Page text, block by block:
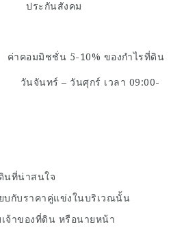
ะกันสังคม
อมมิชชั่น 5-10% ของกำไรที่ดิน
จันทร์ – วันศุกร์ เวลา 09:00-
นที่น่าสนใจ
บกับราคาคู่แข่งในบริเวณนั้น
จ้าของที่ดิน หรือนายหน้า